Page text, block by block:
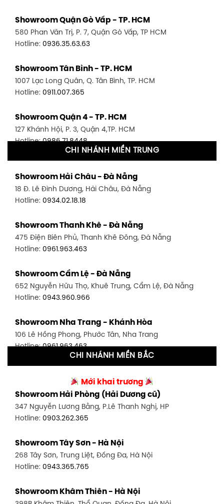
Showroom Quận Gò Vấp - TP. HCM
580 Phan Văn Trị, P. 7, Quận Gò Vấp, TP HCM
Hotline: 0936.35.63.63
Showroom Tân Bình - TP. HCM
1007 Lạc Long Quân, Q. Tân Bình, TP. HCM
Hotline: 0911.007.365
Showroom Quận 4 - TP. HCM
127 Khánh Hội, P. 3, Quận 4,TP. HCM
Hotline:0986.71.8448
1411 Đường 3/2, P. 16, Quận 11, TP. HCM
Hotline:0906.256.759
1448 Huỳnh Tấn Phát, Phú Thuận, Quận 7, TP HCM
Hotline:0946.480.580
348 Đ. Bạch Đằng, P. 14, Bình Thạnh, TP HCM
Hotline:0902.716.230
591 Hoàng Văn Thụ, P. 4, Tân Bình, TP HCM
Hotline:0906.256.759
Showroom Tân Bình 2 - TP. HCM
0986.71.8448
Showroom Thuận An - Bình Dương
66 đường DT743, An Phú, Thuận An, Bình Dương
Showroom Biên Hòa - Đồng Nai
452 Nguyễn Ái Quốc, Tân Tiến, TP. Biên Hòa, Đồng Nai
CHI NHÁNH MIỀN TRUNG
Showroom Hải Châu - Đà Nẵng
18 Đ. Lê Đình Dương, Hải Châu, Đà Nẵng
Hotline: 0934.02.18.18
Showroom Thanh Khê - Đà Nẵng
475 Điện Biên Phủ, Thanh Khê Đông, Đà Nẵng
Hotline: 0961.963.463
Showroom Cẩm Lệ - Đà Nẵng
652 Nguyễn Hữu Thọ, Khuê Trung, Cẩm Lệ, Đà Nẵng
Hotline: 0943.960.966
Showroom Nha Trang - Khánh Hòa
106 Lê Hồng Phong, Phước Tân, Nha Trang
Hotline:0961.963.463
27-29 Nguyễn Sỹ Sách, Hưng Bình, TP Vinh, Nghệ An
Hotline:0943.960.966
Showroom Buôn Ma Thuột
Hotline:0934.02.18.18
CHI NHÁNH MIỀN BẮC
Mới khai trương
Showroom Hải Phòng (Hải Dương cũ)
347 Nguyễn Lương Bằng, P.Lê Thanh Nghị, HP
Hotline: 0903.262.365
Showroom Tây Sơn - Hà Nội
268 Tây Sơn, Trung Liệt, Đống Đa, Hà Nội
Hotline: 0943.365.765
Showroom Khâm Thiên - Hà Nội